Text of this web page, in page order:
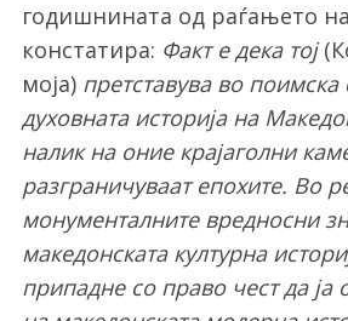
годишнината од раѓањето
констатира: Факт е дека тој
моја) претставува во
духовната историја на
налик на оние крајаголни
разграничуваат епохите. Во
монументалните вредносни
македонската културна
припадне со право чест да ја